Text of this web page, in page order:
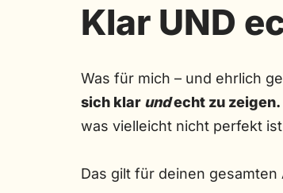
Klar UND
Was für mich – und ehrlich
sich klar undecht zu zeigen.
was vielleicht nicht perfekt
Das gilt für deinen gesamten